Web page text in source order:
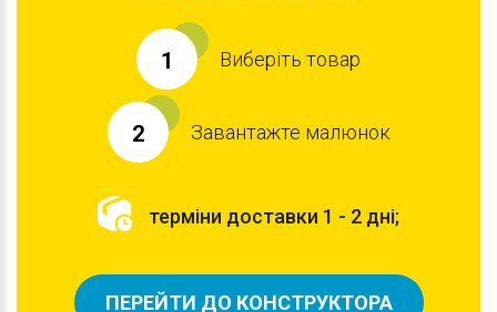
1 Виберіть товар
2 Завантажте малюнок
терміни доставки 1 - 2 дні;
ПЕРЕЙТИ ДО КОНСТРУКТОРА